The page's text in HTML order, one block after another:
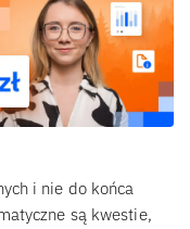
i nie do końca
są kwestie,